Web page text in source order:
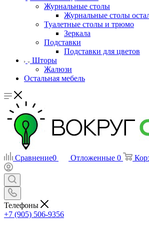
Журнальные столы
Журнальные столы
Туалетные столы и трюмо
Зеркала
Подставки
Подставки для цветов
Шторы
Жалюзи
Остальная мебель
Сравнение0 Отложенные 0
Телефоны
+7 (905) 506-9356